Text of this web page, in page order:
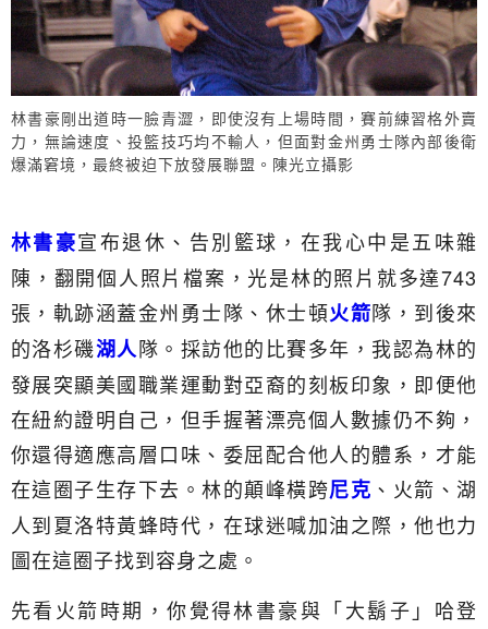
林書豪剛出道時一臉青澀，即使沒有上場時間，賽前練習格外賣
力，無論速度、投籃技巧均不輸人，但面對金州勇士隊內部後衛
爆滿窘境，最終被迫下放發展聯盟。陳光立攝影
林書豪宣布退休、告別籃球，在我心中是五味雜
陳，翻開個人照片檔案，光是林的照片就多達743
張，軌跡涵蓋金州勇士隊、休士頓火箭隊，到後來
的洛杉磯湖人隊。採訪他的比賽多年，我認為林的
發展突顯美國職業運動對亞裔的刻板印象，即便他
在紐約證明自己，但手握著漂亮個人數據仍不夠，
你還得適應高層口味、委屈配合他人的體系，才能
在這圈子生存下去。林的顛峰橫跨尼克 、火箭、湖
人到夏洛特黃蜂時代，在球迷喊加油之際，他也力
圖在這圈子找到容身之處。
先看火箭時期，你覺得林書豪與「大鬍子」哈登